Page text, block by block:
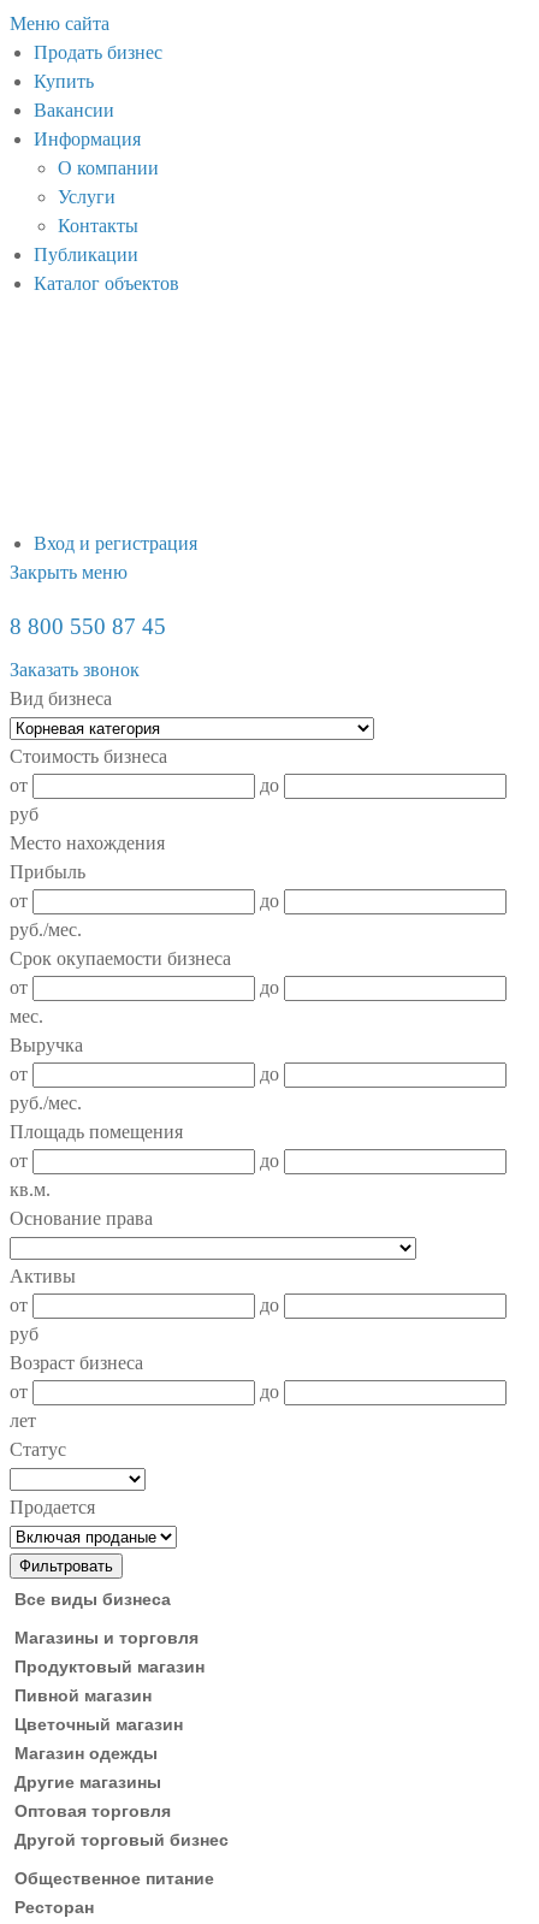
Меню сайта
Продать бизнес
Купить
Вакансии
Информация
О компании
Услуги
Контакты
Публикации
Каталог объектов
Вход и регистрация
Закрыть меню
8 800 550 87 45
Заказать звонок
Вид бизнеса
Стоимость бизнеса
от
до
руб
Место нахождения
Прибыль
от
до
руб./мес.
Срок окупаемости бизнеса
от
до
мес.
Выручка
от
до
руб./мес.
Площадь помещения
от
до
кв.м.
Основание права
Активы
от
до
руб
Возраст бизнеса
от
до
лет
Статус
Продается
Все виды бизнеса
Магазины и торговля
Продуктовый магазин
Пивной магазин
Цветочный магазин
Магазин одежды
Другие магазины
Оптовая торговля
Другой торговый бизнес
Общественное питание
Ресторан